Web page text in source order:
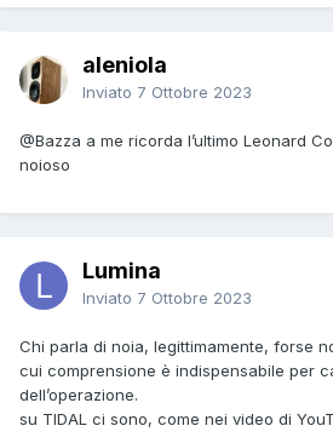
aleniola
Inviato 7 Ottobre 2023
@Bazza a me ricorda l’ultimo Leonard
noioso
Lumina
Inviato 7 Ottobre 2023
Chi parla di noia, legittimamente, forse
cui comprensione è indispensabile per
dell’operazione.
su TIDAL ci sono, come nei video di